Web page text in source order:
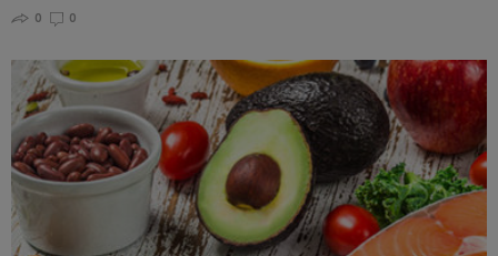
0
0